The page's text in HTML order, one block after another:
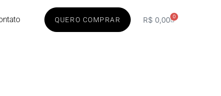
QUERO COMPRAR R$ 0,00 0